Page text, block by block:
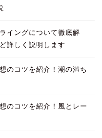
イングについて徹底解
詳しく説明します
のコツを紹介！潮の満ち
のコツを紹介！風とレー